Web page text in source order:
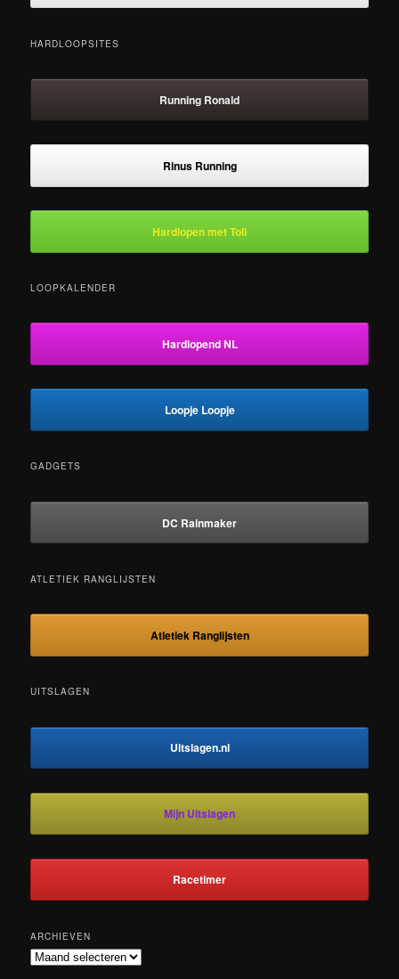
HARDLOOPSITES
Running Ronald
Rinus Running
Hardlopen met Toli
LOOPKALENDER
Hardlopend NL
Loopje Loopje
GADGETS
DC Rainmaker
ATLETIEK RANGLIJSTEN
Atletiek Ranglijsten
UITSLAGEN
Uitslagen.nl
Mijn Uitslagen
Racetimer
ARCHIEVEN
Archieven